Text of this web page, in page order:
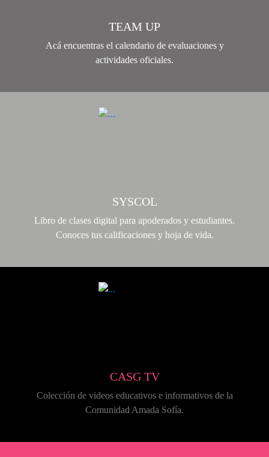
TEAM UP
Acá encuentras el calendario de evaluaciones y
actividades oficiales.
SYSCOL
Libro de clases digital para apoderados y estudiantes.
Conoces tus calificaciones y hoja de vida.
CASG TV
Colección de videos educativos e informativos de la
Comunidad Amada Sofía.